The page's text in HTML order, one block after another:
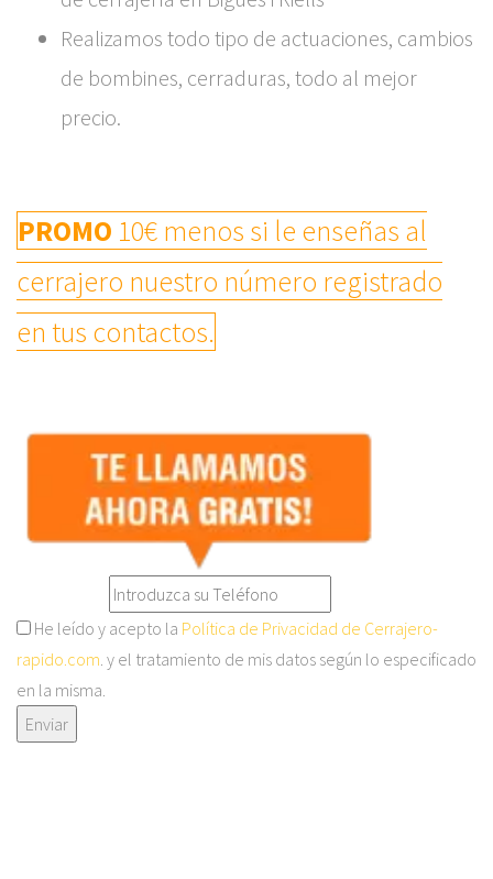
Realizamos todo tipo de actuaciones, cambios
de bombines, cerraduras, todo al mejor
precio.
PROMO 10€ menos si le enseñas al
cerrajero nuestro número registrado
en tus contactos.
He leído y acepto la Política de Privacidad de Cerrajero-
rapido.com. y el tratamiento de mis datos según lo especificado
en la misma.
Enviar